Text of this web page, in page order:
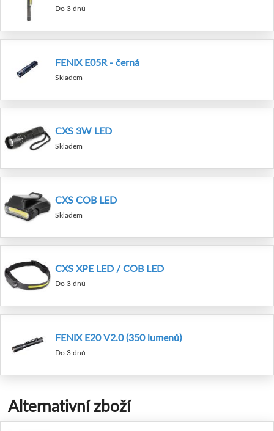
Do 3 dnů
FENIX E05R - černá
Skladem
CXS 3W LED
Skladem
CXS COB LED
Skladem
CXS XPE LED / COB LED
Do 3 dnů
FENIX E20 V2.0 (350 lumenů)
Do 3 dnů
Alternativní zboží